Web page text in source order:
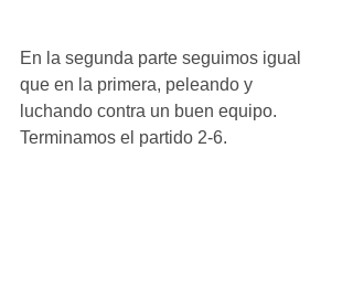
En la segunda parte seguimos igual
que en la primera, peleando y
luchando contra un buen equipo.
Terminamos el partido 2-6.